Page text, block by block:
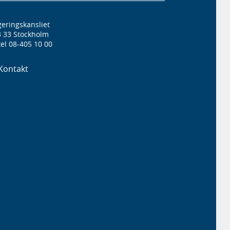
33 Stockholm
08-405 10 00